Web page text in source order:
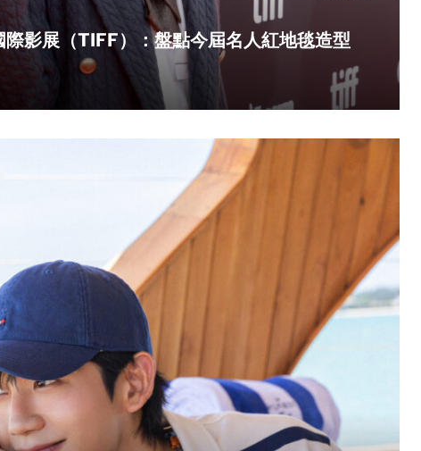
影展（TIFF）：盤點今屆名人紅地毯造型